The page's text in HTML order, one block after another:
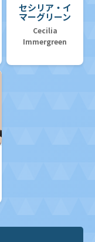
セシリア・イ
マーグリーン
Cecilia
Immergreen